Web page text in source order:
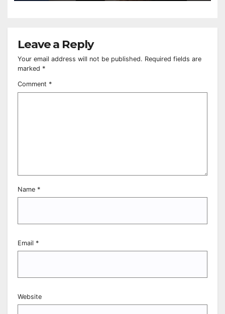
Leave a Reply
Your email address will not be published. Required fields are
marked *
Comment *
Name *
Email *
Website